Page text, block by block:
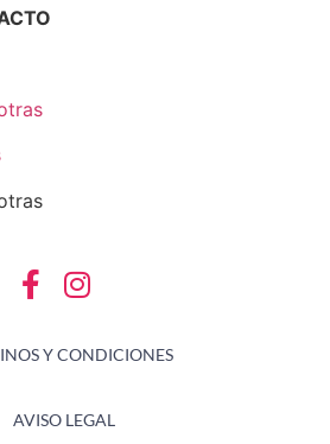
Y CONDICIONES
AVISO LEGAL